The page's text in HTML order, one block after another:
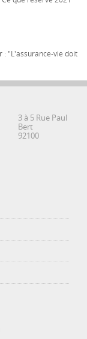
: "L'assurance-vie doit
3 à 5 Rue Paul
Bert
92100